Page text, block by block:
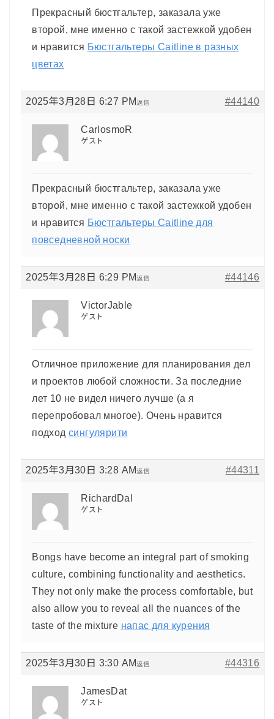
Прекрасный бюстгальтер, заказала уже
второй, мне именно с такой застежкой удобен
и нравится Бюстгальтеры Caitline в разных
цветах
2025年3月28日 6:27 PM #44140
返信
CarlosmoR
ゲスト
Прекрасный бюстгальтер, заказала уже
второй, мне именно с такой застежкой удобен
и нравится Бюстгальтеры Caitline для
повседневной носки
2025年3月28日 6:29 PM #44146
返信
VictorJable
ゲスト
Отличное приложение для планирования дел
и проектов любой сложности. За последние
лет 10 не видел ничего лучше (а я
перепробовал многое). Очень нравится
подходсингулярити
2025年3月30日 3:28 AM #44311
返信
RichardDal
ゲスト
Bongs have become an integral part of smoking
culture, combining functionality and aesthetics.
They not only make the process comfortable, but
also allow you to reveal all the nuances of the
taste of the mixture напас для курения
2025年3月30日 3:30 AM #44316
返信
JamesDat
ゲスト